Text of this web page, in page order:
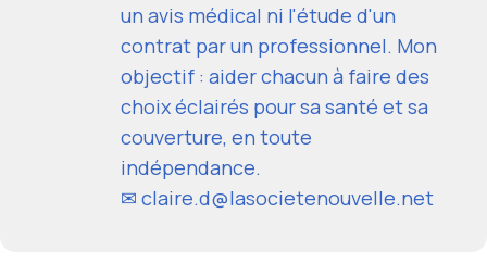
un avis médical ni l'étude d'un
contrat par un professionnel. Mon
objectif : aider chacun à faire des
choix éclairés pour sa santé et sa
couverture, en toute
indépendance.
✉ claire.d@lasocietenouvelle.net